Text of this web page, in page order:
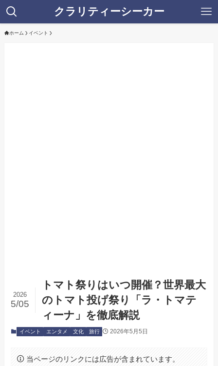
クラリティーシーカー
ホーム イベント
トマト祭りはいつ開催？世界最大
のトマト投げ祭り「ラ・トマテ
ィーナ」を徹底解説
2026
5/05
イベント エンタメ 文化 旅行 2026年5月5日
当ページのリンクには広告が含まれています。